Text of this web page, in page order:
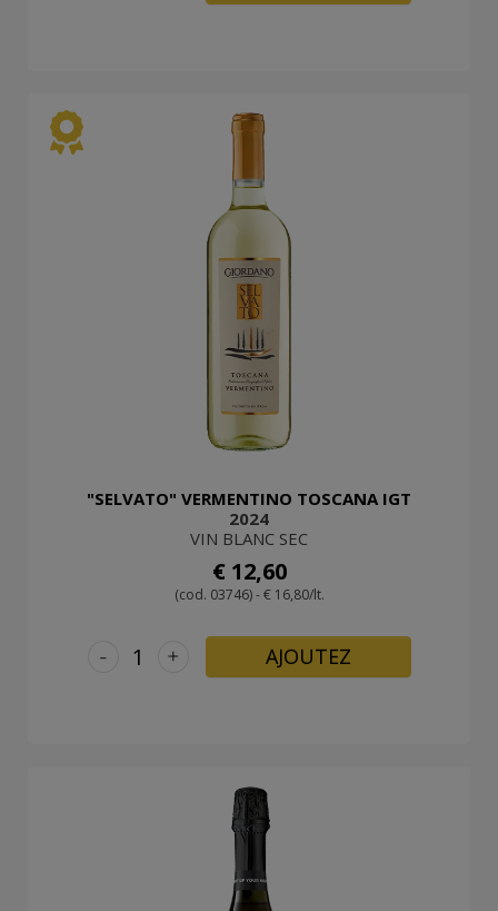
"SELVATO" VERMENTINO TOSCANA IGT
2024
VIN BLANC SEC
€ 12,60
(cod. 03746) - € 16,80/lt.
+
- AJOUTEZ